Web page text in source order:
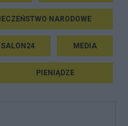
NARODOWE
SALON24 MEDIA
PIENIĄDZE